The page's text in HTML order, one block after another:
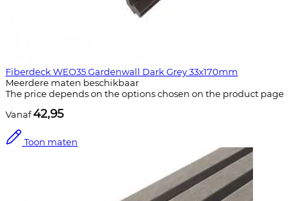
Fiberdeck WEO35 Gardenwall Dark Grey 33x170mm
Meerdere maten beschikbaar
The price depends on the options chosen on the product page
Vanaf42,95
Toon maten